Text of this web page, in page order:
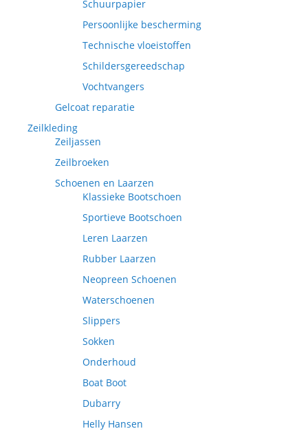
Schuurpapier
Persoonlijke bescherming
Technische vloeistoffen
Schildersgereedschap
Vochtvangers
Gelcoat reparatie
Zeilkleding
Zeiljassen
Zeilbroeken
Schoenen en Laarzen
Klassieke Bootschoen
Sportieve Bootschoen
Leren Laarzen
Rubber Laarzen
Neopreen Schoenen
Waterschoenen
Slippers
Sokken
Onderhoud
Boat Boot
Dubarry
Helly Hansen